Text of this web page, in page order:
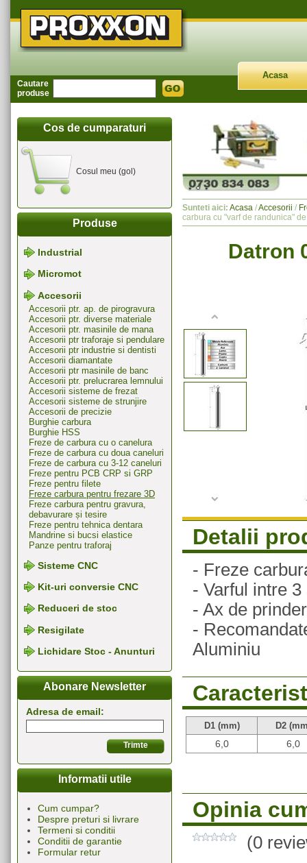
Cautare
produse
Acasa
Cos de cumparaturi
Cosul meu (gol)
Produse
Industrial
Micromot
Accesorii
Accesorii ptr. ap. de pirogravura
Accesorii ptr. diverse materiale
Accesorii ptr. masinile de mana
Accesorii ptr traforaje si pendulare
Accesorii ptr industrie si dentisti
Accesorii diamantate
Accesorii ptr masinile de banc
Accesorii ptr. prelucrarea lemnului
Accesorii sisteme de frezat
Accesorii sisteme de strunjire
Accesorii de precizie
Burghie carbura
Burghie HSS
Freze de carbura cu o canelura
Freze de carbura cu doua caneluri
Freze de carbura cu 3-12 caneluri
Freze pentru PCB CRP si GRP
Freze pentru filete
Freze carbura pentru frezare 3D
Freze carbura pentru gravura,
debavurare și tesire
Freze pentru tehnica dentara
Mandrine si bucsi elastice
Panze pentru traforaj
Sisteme CNC
Kit-uri conversie CNC
Reduceri de stoc
Resigilate
Lichidare Stoc - Anunturi
Abonare Newsletter
Adresa de email:
Informatii utile
Cum cumpar?
Despre preturi si livrare
Termeni si conditii
Conditii de garantie
Formular retur
Sunteti aici: Acasa /Accesorii /
carbura cu "varf de randunica"
Datron
Detalii
- Freze
- Varful intre
- Ax de
-
Aluminiu
D1 (mm) D2
6,0 6,0
Opinia
(0